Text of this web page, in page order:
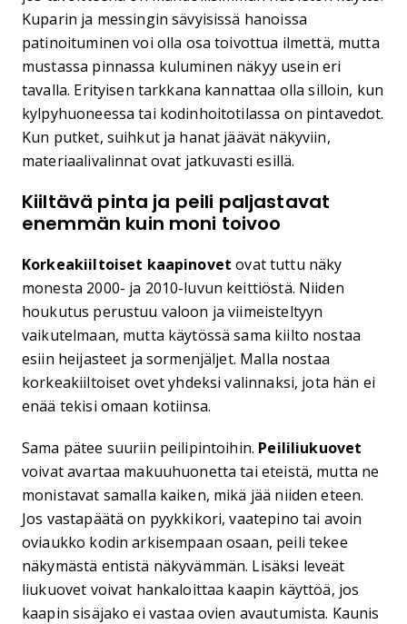
Kuparin ja messingin sävyisissä hanoissa
patinoituminen voi olla osa toivottua ilmettä, mutta
mustassa pinnassa kuluminen näkyy usein eri
tavalla. Erityisen tarkkana kannattaa olla silloin, kun
kylpyhuoneessa tai kodinhoitotilassa on pintavedot.
Kun putket, suihkut ja hanat jäävät näkyviin,
materiaalivalinnat ovat jatkuvasti esillä.
Kiiltävä pinta ja peili paljastavat
enemmän kuin moni toivoo
Korkeakiiltoiset kaapinovet ovat tuttu näky
monesta 2000- ja 2010-luvun keittiöstä. Niiden
houkutus perustuu valoon ja viimeisteltyyn
vaikutelmaan, mutta käytössä sama kiilto nostaa
esiin heijasteet ja sormenjäljet. Malla nostaa
korkeakiiltoiset ovet yhdeksi valinnaksi, jota hän ei
enää tekisi omaan kotiinsa.
Sama pätee suuriin peilipintoihin. Peililiukuovet
voivat avartaa makuuhuonetta tai eteistä, mutta ne
monistavat samalla kaiken, mikä jää niiden eteen.
Jos vastapäätä on pyykkikori, vaatepino tai avoin
oviaukko kodin arkisempaan osaan, peili tekee
näkymästä entistä näkyvämmän. Lisäksi leveät
liukuovet voivat hankaloittaa kaapin käyttöä, jos
kaapin sisäjako ei vastaa ovien avautumista. Kaunis